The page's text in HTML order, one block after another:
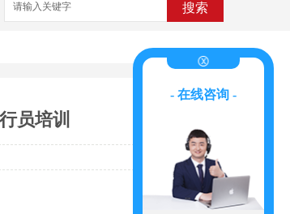
搜索
员培训
- 在线咨询 -